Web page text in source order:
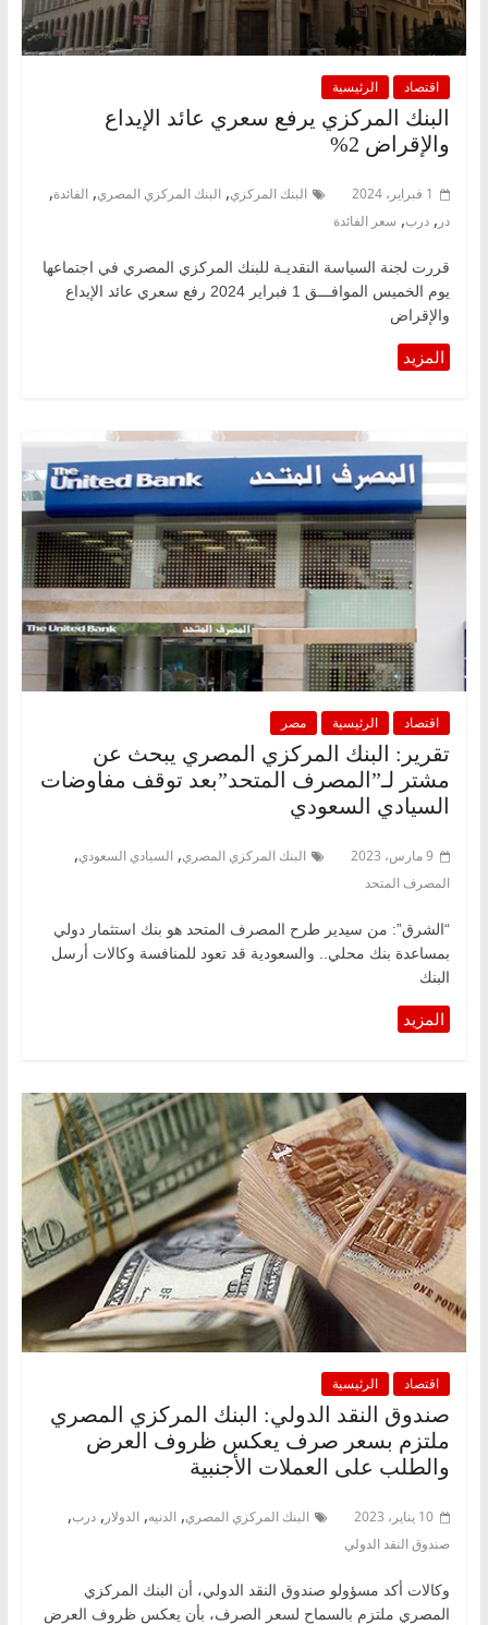
اقتصاد الرئيسية
البنك المركزي يرفع سعري عائد الإيداع
والإقراض 2%
1 فبراير، 2024 البنك المركزي, البنك المركزي المصري, الفائدة,
در , درب, سعر الفائدة
قررت لجنة السياسة النقديـة للبنك المركزي المصري في اجتماعها
يوم الخميس الموافـــق 1 فبراير 2024 رفع سعري عائد الإيداع
والإقراض
اقتصاد الرئيسية مصر
تقرير: البنك المركزي المصري يبحث عن
مشتر لـ”المصرف المتحد”بعد توقف مفاوضات
السيادي السعودي
9 مارس، 2023 البنك المركزي المصري, السيادي السعودي,
المصرف المتحد
“الشرق”: من سيدير طرح المصرف المتحد هو بنك استثمار دولي
بمساعدة بنك محلي.. والسعودية قد تعود للمنافسة وكالات أرسل
البنك
اقتصاد الرئيسية
صندوق النقد الدولي: البنك المركزي المصري
ملتزم بسعر صرف يعكس ظروف العرض
والطلب على العملات الأجنبية
10 يناير، 2023 البنك المركزي المصري, الدنيه, الدولار , درب,
صندوق النقد الدولي
وكالات أكد مسؤولو صندوق النقد الدولي، أن البنك المركزي
المصري ملتزم بالسماح لسعر الصرف، بأن يعكس ظروف العرض